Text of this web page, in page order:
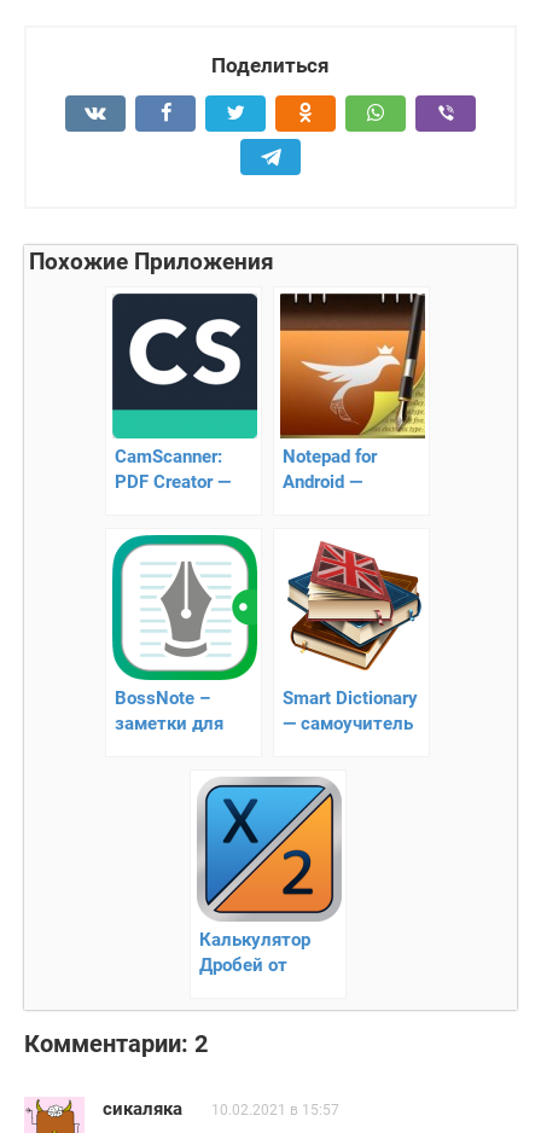
Поделиться
Похожие Приложения
CamScanner:
PDF Creator —
документов в
вашем кармане
Notepad for
Android —
BossNote –
заметки для
Smart Dictionary
— cамоучитель
языка
Калькулятор
Дробей от
Комментарии: 2
сикаляка 10.02.2021 в 15:57